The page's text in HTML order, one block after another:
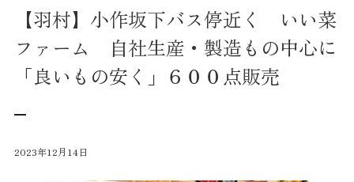
【羽村】小作坂下バス停近く いい菜
ファーム 自社生産・製造もの中心に
「良いもの安く」６００点販売
2023年12月14日